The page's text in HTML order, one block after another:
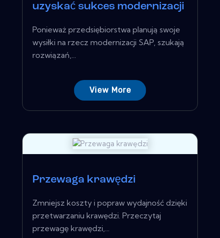
uzyskać sukces modernizacji
Ponieważ przedsiębiorstwa planują swoje
wysiłki na rzecz modernizacji SAP, szukają
rozwiązań,...
View More
Przewaga krawędzi
Zmniejsz koszty i popraw wydajność dzięki
przetwarzaniu krawędzi. Przeczytaj
przewagę krawędzi,...